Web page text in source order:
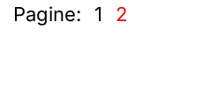
Pagine: 1 2